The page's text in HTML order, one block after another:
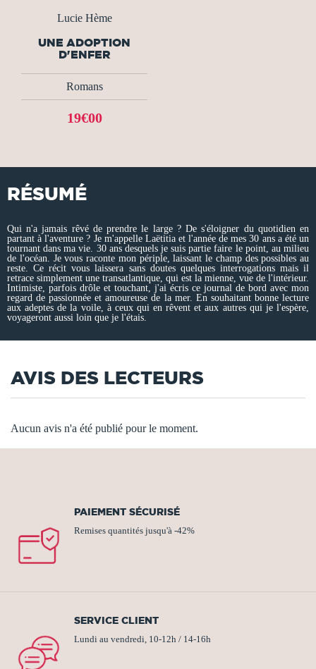
Lucie Hème
UNE ADOPTION
D'ENFER
Romans
19€00
RÉSUMÉ
Qui n'a jamais rêvé de prendre le large ? De s'éloigner du quotidien en
partant à l'aventure ? Je m'appelle Laëtitia et l'année de mes 30 ans a été un
tournant dans ma vie. 30 ans desquels je suis partie faire le point, au milieu
de l'océan. Je vous raconte mon périple, laissant le champ des possibles au
reste. Ce récit vous laissera sans doutes quelques interrogations mais il
retrace simplement une transatlantique, qui est la mienne, vue de l'intérieur.
Intimiste, parfois drôle et touchant, j'ai écris ce journal de bord avec mon
regard de passionnée et amoureuse de la mer. En souhaitant bonne lecture
aux adeptes de la voile, à ceux qui en rêvent et aux autres qui je l'espère,
voyageront aussi loin que je l'étais.
AVIS DES LECTEURS
Aucun avis n'a été publié pour le moment.
PAIEMENT SÉCURISÉ
Remises quantités jusqu'à -42%
SERVICE CLIENT
Lundi au vendredi, 10-12h / 14-16h